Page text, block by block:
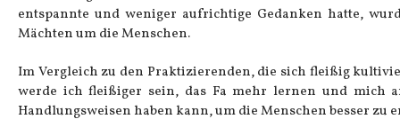
entspannte und weniger aufrichtige Gedanken hatte,
Mächten um die Menschen.
Im Vergleich zu den Praktizierenden, die sich fleißig
werde ich fleißiger sein, das Fa mehr lernen und mich
Handlungsweisen haben kann, um die Menschen besser zu